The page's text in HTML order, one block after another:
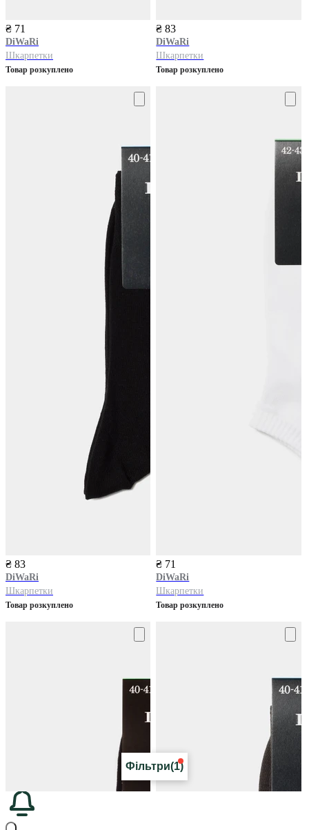
₴ 71
DiWaRi
Шкарпетки
Товар розкуплено
₴ 83
DiWaRi
Шкарпетки
Товар розкуплено
₴ 83
DiWaRi
Шкарпетки
Товар розкуплено
₴ 71
DiWaRi
Шкарпетки
Товар розкуплено
Фільтри(1)